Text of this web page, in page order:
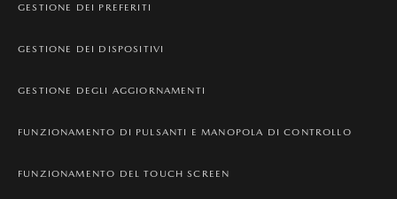
GESTIONE DEI PREFERITI
GESTIONE DEI DISPOSITIVI
GESTIONE DEGLI AGGIORNAMENTI
FUNZIONAMENTO DI PULSANTI E MANOPOLA DI CONTROLLO
FUNZIONAMENTO DEL TOUCH SCREEN